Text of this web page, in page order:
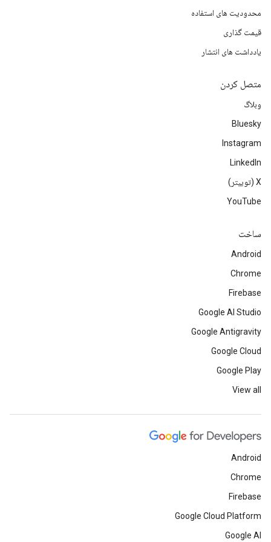
محدودیت های استفاده
قیمت گذاری
یادداشت های انتشار
متصل کردن
وبلاگ
Bluesky
Instagram
LinkedIn
‫X (توییتر)
YouTube
ساخت
Android
Chrome
Firebase
Google AI Studio
Google Antigravity
Google Cloud
Google Play
View all
Android
Chrome
Firebase
Google Cloud Platform
Google AI